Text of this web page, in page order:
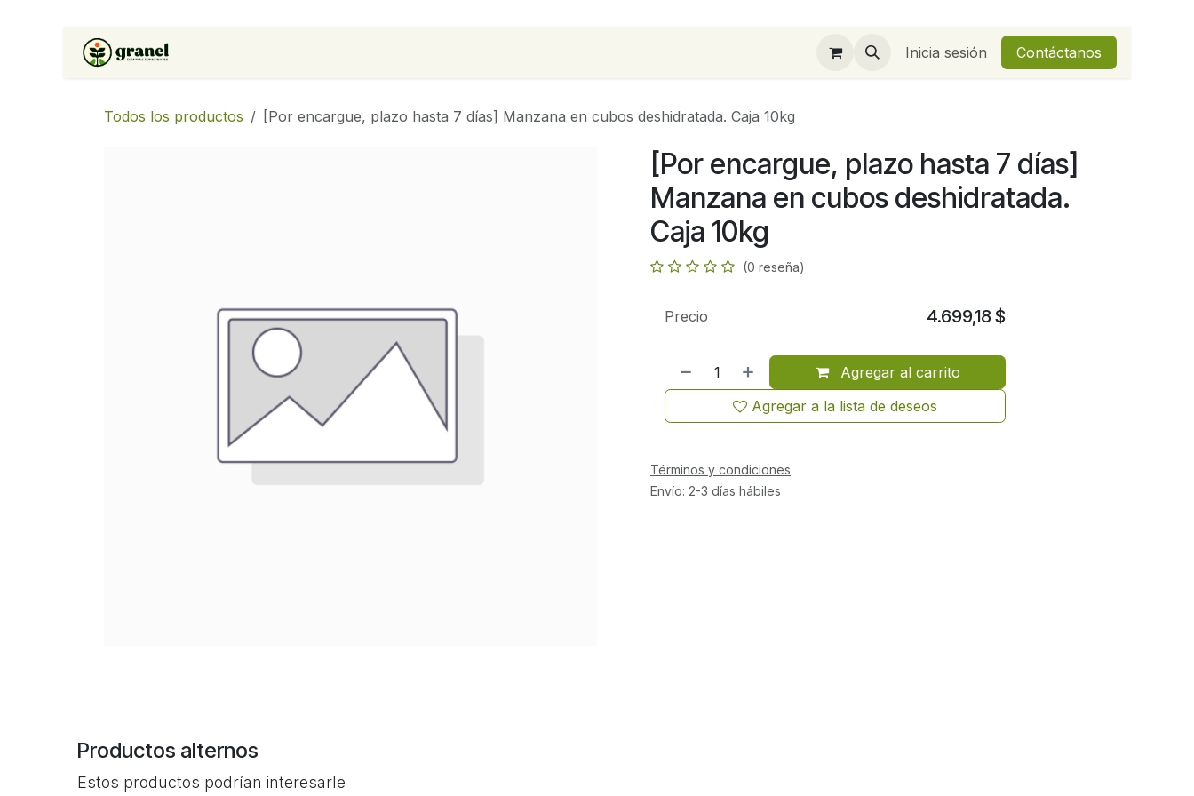
Ir al contenido
Inicia sesión Contáctanos
Todos los productos [Por encargue, plazo hasta 7 días] Manzana en cubos deshidratada. Caja 10kg
[Por encargue, plazo hasta 7 días]
Manzana en cubos deshidratada.
Caja 10kg
(0 reseña)
Agregar al carrito
Agregar a la lista de deseos
Precio 4.699,18$
Términos y condiciones
Envío: 2-3 días hábiles
Productos alternos
Estos productos podrían interesarle